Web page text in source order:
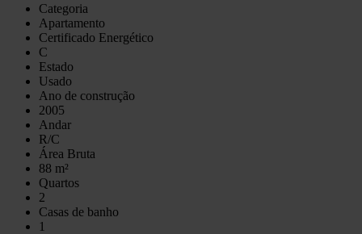
Categoria
Apartamento
Certificado Energético
C
Estado
Usado
Ano de construção
2005
Andar
R/C
Área Bruta
88 m²
Quartos
2
Casas de banho
1